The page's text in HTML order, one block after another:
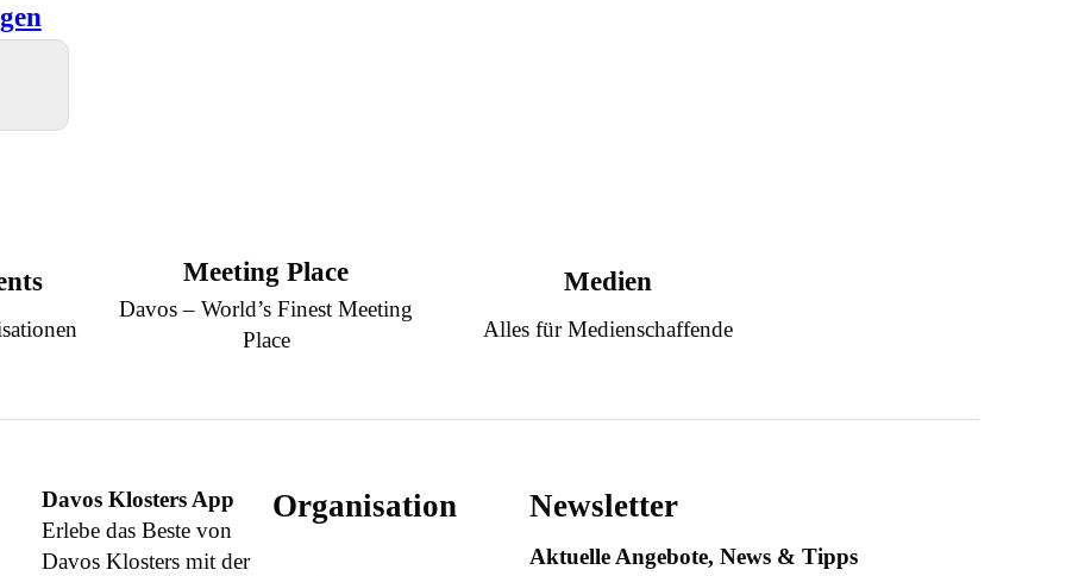
Meeting Place
Davos – World’s Finest Meeting
Place
Medien
Alles für Medienschaffende
Davos Klosters App
Erlebe das Beste von
Davos Klosters mit der
Organisation Newsletter
Aktuelle Angebote, News & Tipps